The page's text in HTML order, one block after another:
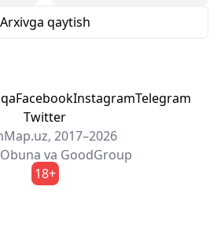
Arxivga qaytish
FacebookInstagramTelegram
Twitter
2017–2026
Obuna va GoodGroup
18+